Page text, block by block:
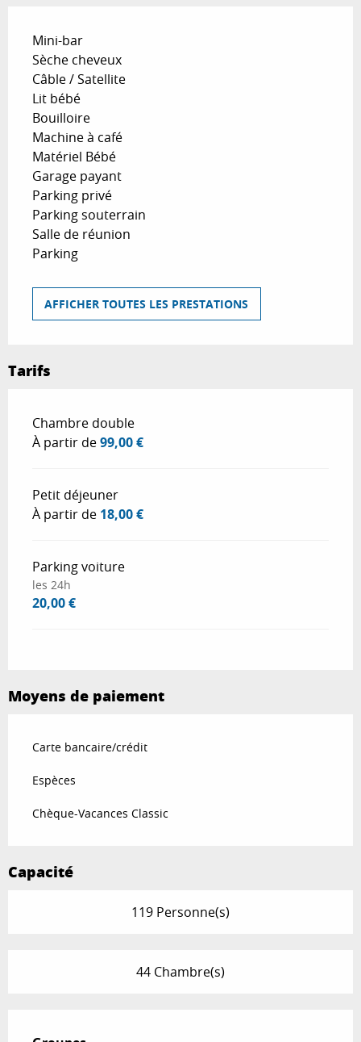
Mini-bar
Sèche cheveux
Câble / Satellite
Lit bébé
Bouilloire
Machine à café
Matériel Bébé
Garage payant
Parking privé
Parking souterrain
Salle de réunion
Parking
AFFICHER TOUTES LES PRESTATIONS
Tarifs
Tarifs 2026
Chambre double
À partir de99,00 €
Petit déjeuner
À partir de 18,00 €
Parking voiture
les 24h
20,00 €
Moyens de paiement
Carte bancaire/crédit
Espèces
Chèque-Vacances Classic
Capacité
119 Personne(s)
44 Chambre(s)